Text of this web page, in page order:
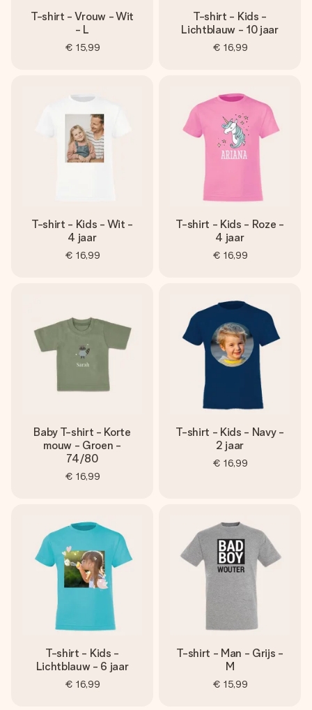
T-shirt - Vrouw - Wit
- L
€ 15,99
T-shirt - Kids -
Lichtblauw - 10 jaar
€ 16,99
T-shirt - Kids - Wit -
4 jaar
€ 16,99
T-shirt - Kids - Roze -
4 jaar
€ 16,99
Baby T-shirt - Korte
mouw - Groen -
74/80
€ 16,99
T-shirt - Kids - Navy -
2 jaar
€ 16,99
T-shirt - Kids -
Lichtblauw - 6 jaar
€ 16,99
T-shirt - Man - Grijs -
M
€ 15,99